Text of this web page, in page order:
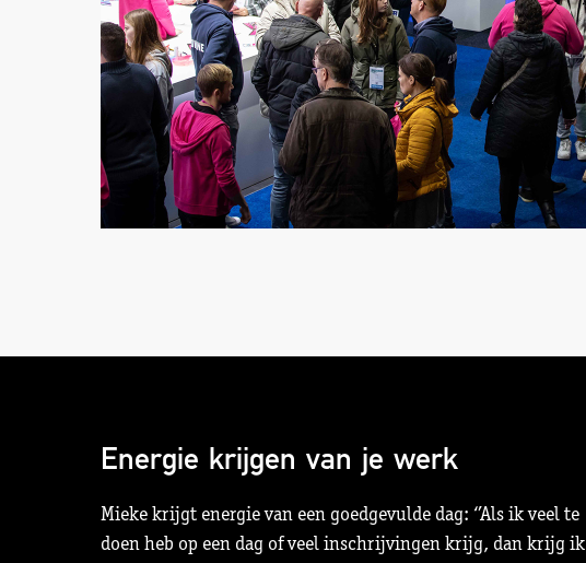
Energie krijgen van je werk
Mieke krijgt energie van een goedgevulde dag: ‘’Als ik veel te
doen heb op een dag of veel inschrijvingen krijg, dan krijg ik